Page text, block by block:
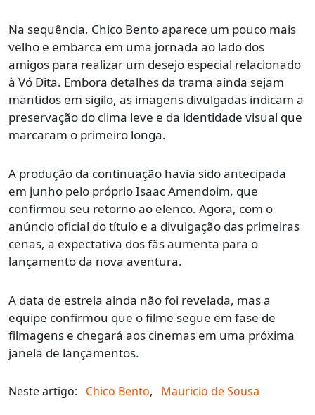
Na sequência, Chico Bento aparece um pouco mais
velho e embarca em uma jornada ao lado dos
amigos para realizar um desejo especial relacionado
à Vó Dita. Embora detalhes da trama ainda sejam
mantidos em sigilo, as imagens divulgadas indicam a
preservação do clima leve e da identidade visual que
marcaram o primeiro longa.
A produção da continuação havia sido antecipada
em junho pelo próprio Isaac Amendoim, que
confirmou seu retorno ao elenco. Agora, com o
anúncio oficial do título e a divulgação das primeiras
cenas, a expectativa dos fãs aumenta para o
lançamento da nova aventura.
A data de estreia ainda não foi revelada, mas a
equipe confirmou que o filme segue em fase de
filmagens e chegará aos cinemas em uma próxima
janela de lançamentos.
Neste artigo: Chico Bento, Mauricio de Sousa